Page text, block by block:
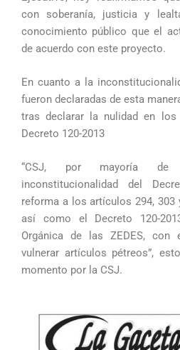
con soberanía, justicia y
conocimiento público que el
de acuerdo con este proyecto.
En cuanto a la
fueron declaradas de esta
tras declarar la nulidad en los
Decreto 120-2013
“CSJ, por mayoría
inconstitucionalidad del
reforma a los artículos 294, 303
así como el Decreto 120-
Orgánica de las ZEDES, con
vulnerar artículos pétreos”,
momento por la CSJ.